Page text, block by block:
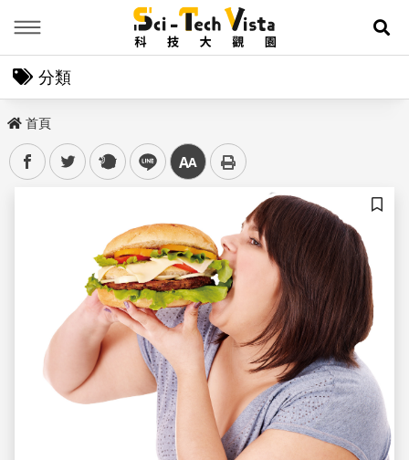
展
分類
首頁
facebooktwitter plurk line 中
儲存